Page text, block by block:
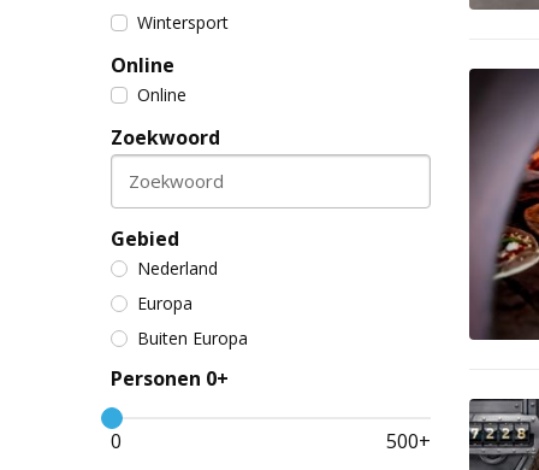
Wintersport
Online
Online
Zoekwoord
Zoekwoord
Gebied
Nederland
Europa
Buiten Europa
Personen 0+
0 500+